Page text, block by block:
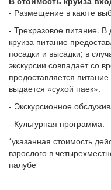
- Размещение в каюте
- Трехразовое питание. В
круиза питание
посадки и высадки; в
экскурсии совпадает со
предоставляется
выдается «сухой паек».
- Экскурсионное
- Культурная программа.
*указанная стоимость
взрослого в
палубе